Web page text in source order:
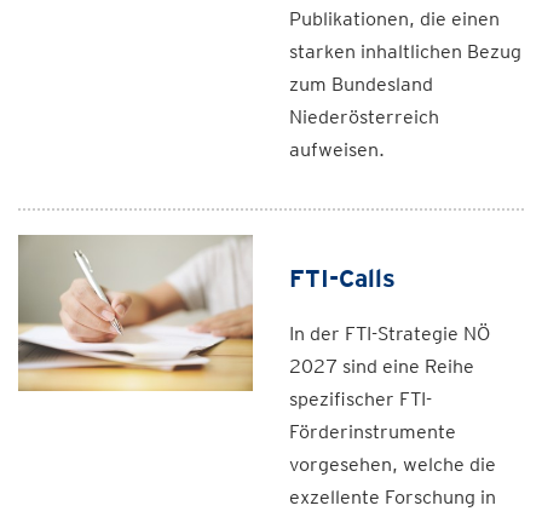
Publikationen, die einen
starken inhaltlichen Bezug
zum Bundesland
Niederösterreich
aufweisen.
FTI-Calls
In der FTI-Strategie NÖ
2027 sind eine Reihe
spezifischer FTI-
Förderinstrumente
vorgesehen, welche die
exzellente Forschung in